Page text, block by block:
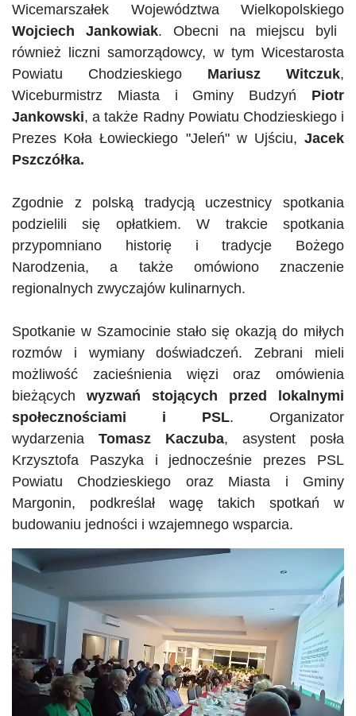
Wicemarszałek Województwa Wielkopolskiego
Wojciech Jankowiak. Obecni na miejscu byli
również liczni samorządowcy, w tym Wicestarosta
Powiatu Chodzieskiego Mariusz Witczuk,
Wiceburmistrz Miasta i Gminy Budzyń Piotr
Jankowski, a także Radny Powiatu Chodzieskiego i
Prezes Koła Łowieckiego "Jeleń"w Ujściu, Jacek
Pszczółka.
Zgodnie z polską tradycją uczestnicy spotkania
podzielili się opłatkiem. W trakcie spotkania
przypomniano historię i tradycje Bożego
Narodzenia, a także omówiono znaczenie
regionalnych zwyczajów kulinarnych.
Spotkanie w Szamocinie stało się okazją do miłych
rozmów i wymiany doświadczeń. Zebrani mieli
możliwość zacieśnienia więzi oraz omówienia
bieżących wyzwań stojących przed lokalnymi
społecznościami i PSL. Organizator
wydarzenia
Tomasz Kaczuba, asystent posła
Krzysztofa Paszyka i jednocześnie prezes PSL
Powiatu Chodzieskiego oraz Miasta i Gminy
Margonin, podkreślał wagę takich spotkań w
budowaniu jedności i wzajemnego wsparcia.